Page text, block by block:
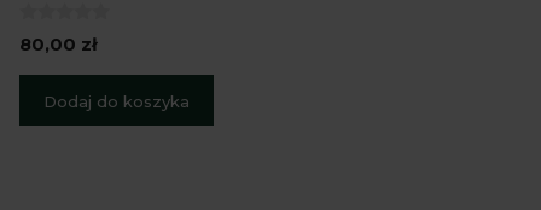
0
z
80,00 zł
Dodaj do koszyka